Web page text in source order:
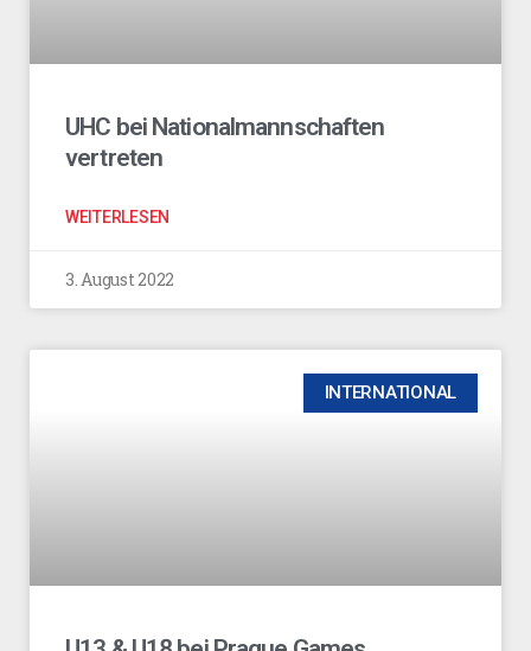
UHC bei Nationalmannschaften
vertreten
WEITERLESEN
3. August 2022
INTERNATIONAL